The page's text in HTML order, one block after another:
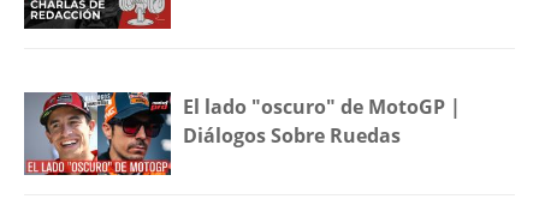
El lado "oscuro" de MotoGP |
Diálogos Sobre Ruedas